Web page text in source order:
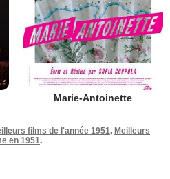
Marie-Antoinette
films de l'année 1951, Meilleurs
en 1951.